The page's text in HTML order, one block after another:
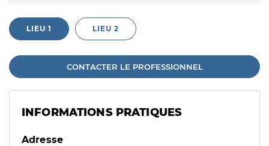
LIEU 1 LIEU 2
CONTACTER LE PROFESSIONNEL
INFORMATIONS PRATIQUES
Adresse